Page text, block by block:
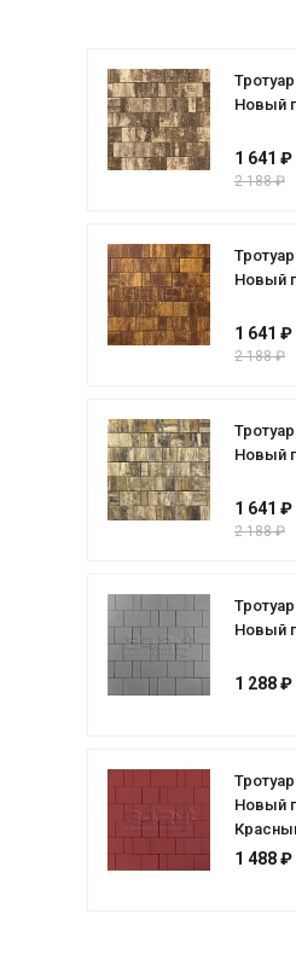
Новый
1 641 ₽
2 188 ₽
Новый
1 641 ₽
2 188 ₽
Новый
1 641 ₽
2 188 ₽
Новый
1 288 ₽
Новый
1 488 ₽